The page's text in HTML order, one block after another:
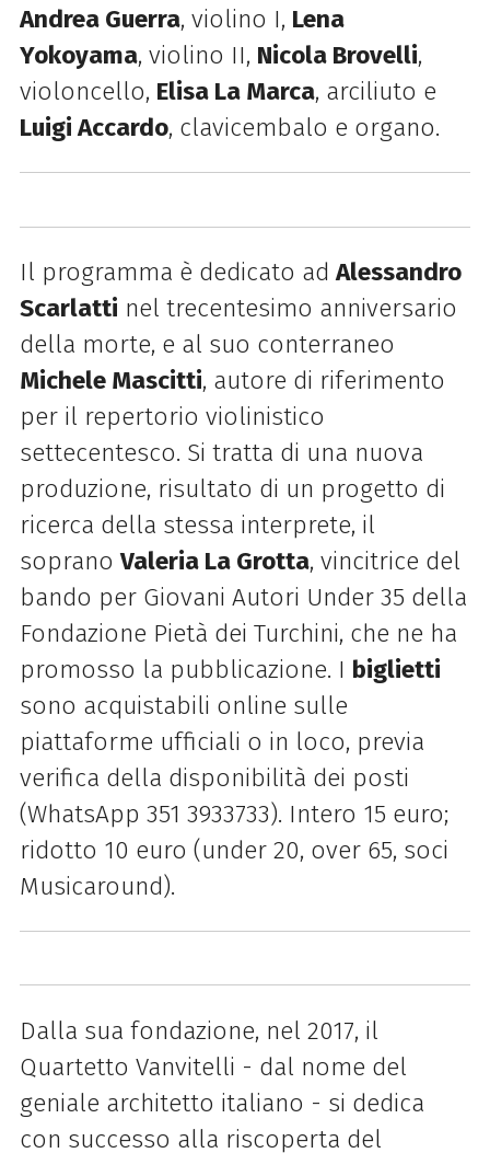
Andrea Guerra, violino I, Lena
Yokoyama, violino II, Nicola Brovelli,
violoncello, Elisa La Marca, arciliuto e
Luigi Accardo, clavicembalo e organo.
Il programma è dedicato adAlessandro
Scarlatti nel trecentesimo anniversario
della morte, e al suo conterraneo
Michele Mascitti, autore di riferimento
per il repertorio violinistico
settecentesco. Si tratta di una nuova
produzione, risultato di un progetto di
ricerca della stessa interprete, il
sopranoValeria La Grotta, vincitrice del
bando per Giovani Autori Under 35 della
Fondazione Pietà dei Turchini, che ne ha
promosso la pubblicazione. I biglietti
sono acquistabili online sulle
piattaforme ufficiali o in loco, previa
verifica della disponibilità dei posti
(WhatsApp 351 3933733). Intero 15 euro;
ridotto 10 euro (under 20, over 65, soci
Musicaround).
Dalla sua fondazione, nel 2017, il
Quartetto Vanvitelli - dal nome del
geniale architetto italiano - si dedica
con successo alla riscoperta del